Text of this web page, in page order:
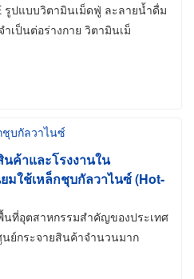
รูปแบบวิตามินเม็ดฟู่ ละลายน้ำดื่ม
เป็นต่อร่างกาย วิตามินเม็
ค้าและโรงงานใน
มใช้เหล็กชุบกัลวาไนซ์ (Hot-
ที่อุตสาหกรรมสำคัญของประเทศ
ย์กระจายสินค้าจำนวนมาก